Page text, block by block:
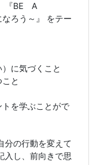
『BE
A
なろう～』 をテー
に気づくこと
と
を学ぶことがで
分の行動を変えて
入し、前向きで思